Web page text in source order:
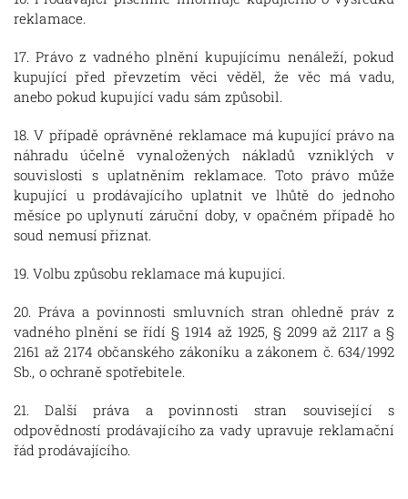
reklamace.
17. Právo z vadného plnění kupujícímu nenáleží, pokud
kupující před převzetím věci věděl, že věc má vadu,
anebo pokud kupující vadu sám způsobil.
18. V případě oprávněné reklamace má kupující právo na
náhradu účelně vynaložených nákladů vzniklých v
souvislosti s uplatněním reklamace. Toto právo může
kupující u prodávajícího uplatnit ve lhůtě do jednoho
měsíce po uplynutí záruční doby, v opačném případě ho
soud nemusí přiznat.
19. Volbu způsobu reklamace má kupující.
20. Práva a povinnosti smluvních stran ohledně práv z
vadného plnění se řídí § 1914 až 1925, § 2099 až 2117 a §
2161 až 2174 občanského zákoníku a zákonem č. 634/1992
Sb., o ochraně spotřebitele.
21. Další práva a povinnosti stran související s
odpovědností prodávajícího za vady upravuje reklamační
řád prodávajícího.